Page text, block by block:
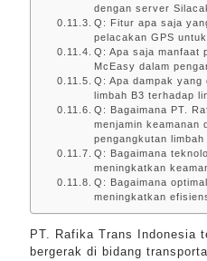
dengan server
Q: Fitur apa saja
pelacakan GPS
Q: Apa saja manfaat
McEasy dalam
Q: Apa dampak yang
limbah B3 terhadap
Q: Bagaimana PT.
menjamin keamanan
pengangkutan limbah
Q: Bagaimana
meningkatkan
Q: Bagaimana
meningkatkan
PT. Rafika Trans Indonesia
bergerak di bidang